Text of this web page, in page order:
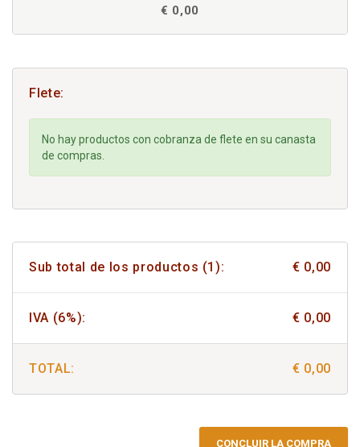
€ 0,00
Flete:
No hay productos con cobranza de flete en su canasta
de compras.
Sub total de los productos (1): € 0,00
IVA (6%): € 0,00
TOTAL: € 0,00
CONCLUIR LA COMPRA